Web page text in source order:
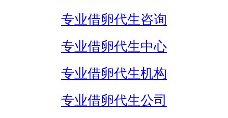
专业借卵代生咨询
专业借卵代生中心
专业借卵代生机构
专业借卵代生公司